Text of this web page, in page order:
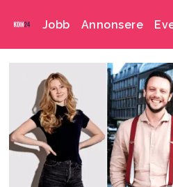
Jobb Annonsere
Emne:
erle
syrdalen
dovland